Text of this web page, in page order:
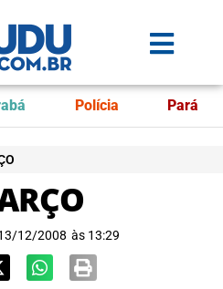
Polícia Pará
12/2008 às 13:29